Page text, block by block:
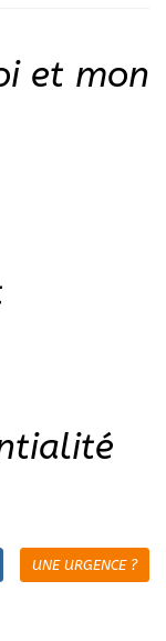
et mon
UNE URGENCE ?